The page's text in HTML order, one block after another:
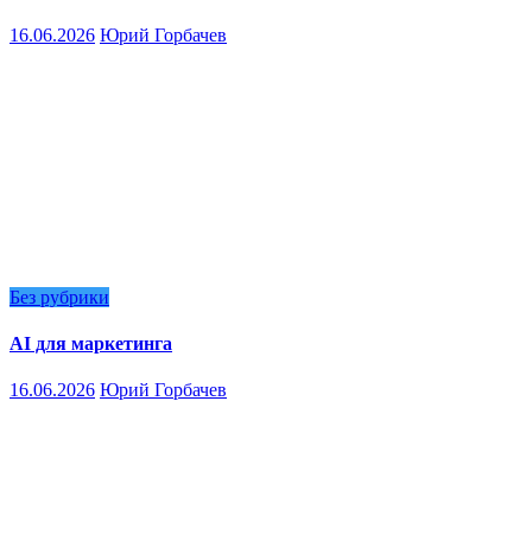
16.06.2026 Юрий Горбачев
Без рубрики
AI для маркетинга
16.06.2026 Юрий Горбачев